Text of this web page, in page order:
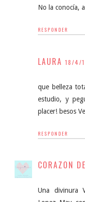
No la conocía,
RESPONDER
LAURA 18/4/
que belleza
estudio, y
placer! besos
RESPONDER
CORAZON
Una divinura